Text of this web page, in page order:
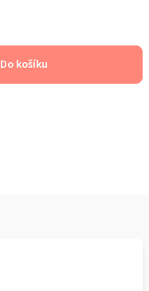
Do košíku